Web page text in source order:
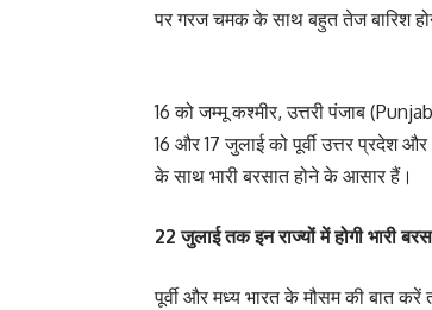
पर गरज चमक के साथ बहुत तेज बारिश
16 को जम्मू कश्मीर, उत्तरी पंजाब
16 और 17 जुलाई को पूर्वी उत्तर प्रदेश
के साथ भारी बरसात होने के आसार हैं।
22 जुलाई तक इन राज्यों में होगी भारी
पूर्वी और मध्य भारत के मौसम की बात